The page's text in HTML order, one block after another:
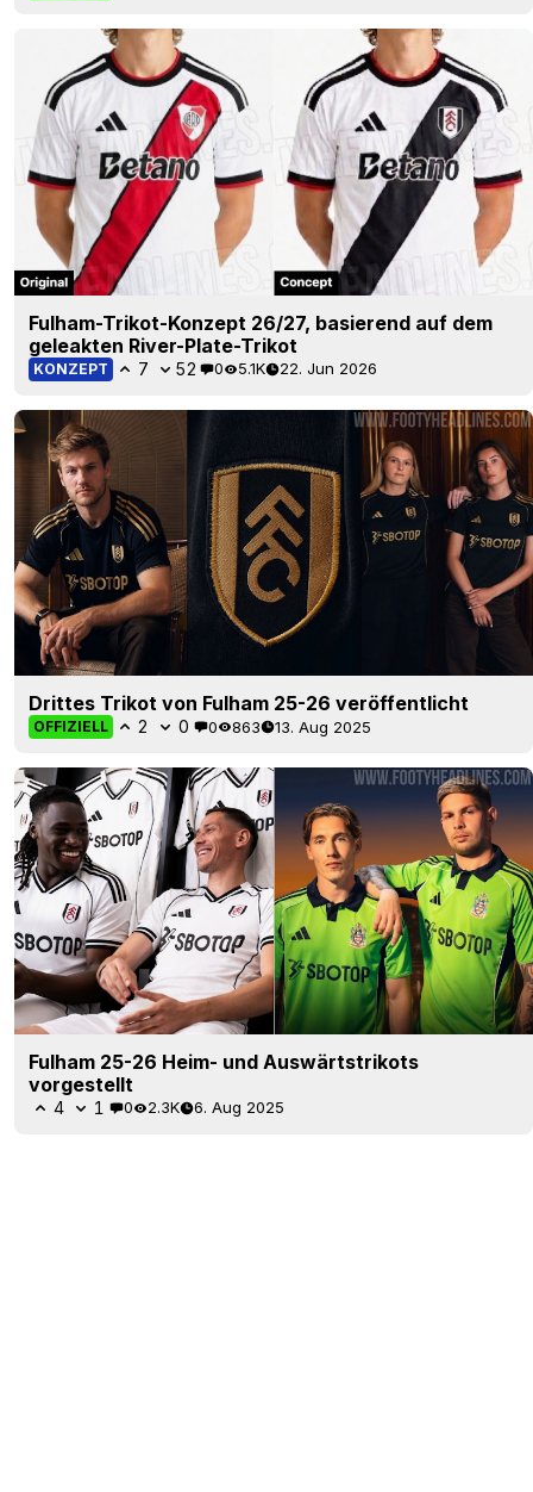
Fulham-Trikot-Konzept 26/27, basierend auf dem
geleakten River-Plate-Trikot
KONZEPT 7 52 0 5.1K 22. Jun 2026
Drittes Trikot von Fulham 25-26 veröffentlicht
OFFIZIELL 2 0 0 863 13. Aug 2025
Fulham 25-26 Heim- und Auswärtstrikots
vorgestellt
4 1 0 2.3K 6. Aug 2025